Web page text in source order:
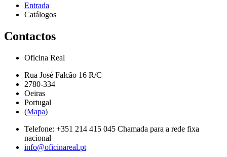
Entrada
Catálogos
Contactos
Oficina Real
Rua José Falcão 16 R/C
2780-334
Oeiras
Portugal
(Mapa)
Telefone: +351 214 415 045 Chamada para a rede fixa
nacional
info@oficinareal.pt